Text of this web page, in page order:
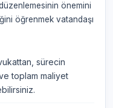
önemini
öğrenmek vatandaşı
sürecin
toplam maliyet